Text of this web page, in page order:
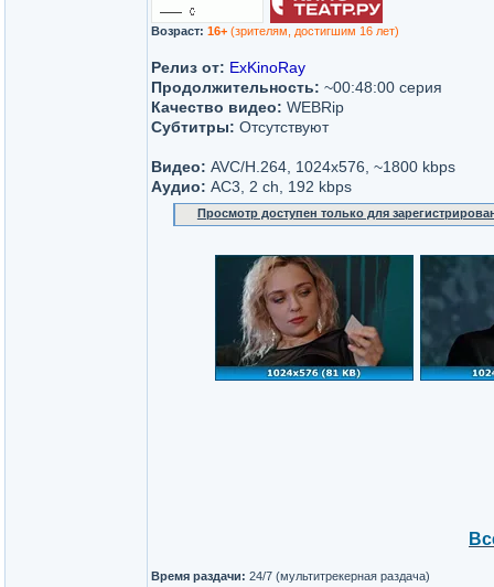
Возраст: 16+ (зрителям, достигшим 16 лет)
Релиз от: ExKinoRay
Продолжительность: ~00:48:00 серия
Качество видео: WEBRip
Субтитры: Отсутствуют
Видео: AVC/H.264, 1024x576, ~1800 kbps
Аудио: AC3, 2 ch, 192 kbps
Просмотр доступен только для
Время раздачи: 24/7 (мультитрекерная раздача)